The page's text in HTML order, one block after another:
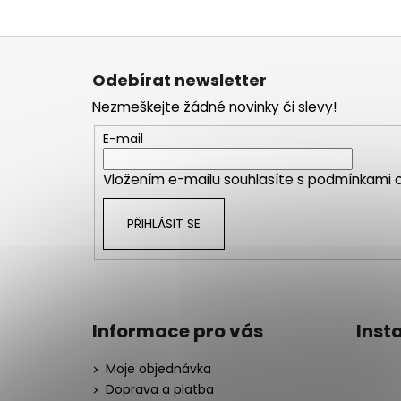
Z
Odebírat newsletter
Nezmeškejte žádné novinky či slevy!
E-mail
Vložením e-mailu souhlasíte spodmínkami
PŘIHLÁSIT SE
Informace pro vás
Moje objednávka
Doprava a platba